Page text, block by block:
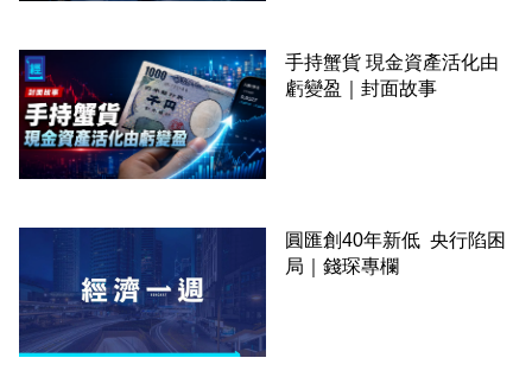
手持蟹貨 現金資產活化由
虧變盈｜封面故事
圓匯創40年新低 央行陷困
局｜錢琛專欄